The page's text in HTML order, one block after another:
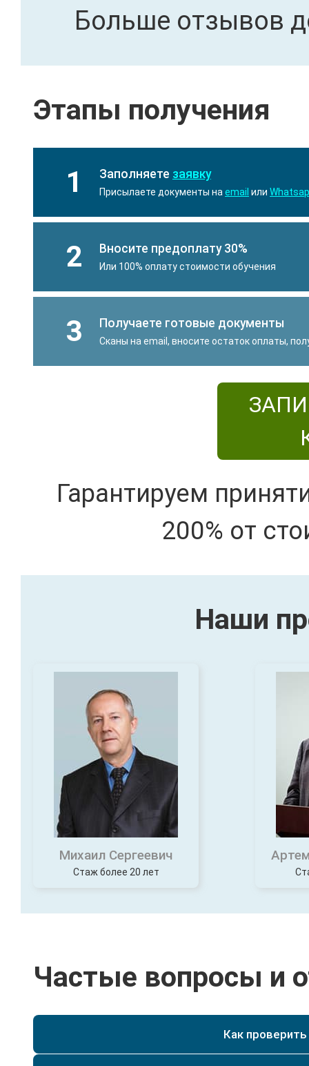
Больше отзывов
Этапы получения
1 Заполняете заявку
Присылаете документы на email или
2 Вносите предоплату 30%
Или 100% оплату стоимости обучения
3 Получаете готовые документы
Сканы на email, вносите остаток оплаты,
Гарантируем
200% от
Наши
Михаил Сергеевич
Стаж более 20 лет
Частые вопросы и
Как
Можно самостоятельно проверить данные в
https://obrnadzor.gov.ru/gosudarstvennye-uslugi-i-